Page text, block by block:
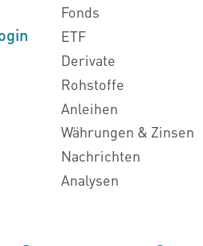
Fonds
ETF
Derivate
Rohstoffe
Anleihen
Währungen & Zinsen
Nachrichten
Analysen